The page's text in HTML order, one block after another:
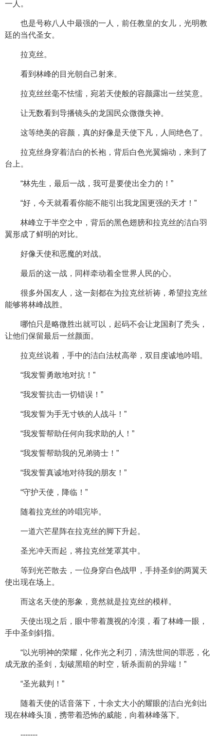
一人。
也是号称八人中最强的一人，前任教皇的女儿，光明教
廷的当代圣女。
拉克丝。
看到林峰的目光朝自己射来。
拉克丝丝毫不怯懦，宛若天使般的容颜露出一丝笑意。
让无数看到导播镜头的龙国民众微微失神。
这等绝美的容颜，真的好像是天使下凡，人间绝色了。
拉克丝身穿着洁白的长袍，背后白色光翼煽动，来到了
台上。
“林先生，最后一战，我可是要使出全力的！”
“好，今天就看看你能不能引出我龙国更强的天才！”
林峰立于半空之中，背后的黑色翅膀和拉克丝的洁白羽
翼形成了鲜明的对比。
好像天使和恶魔的对战。
最后的这一战，同样牵动着全世界人民的心。
很多外国友人，这一刻都在为拉克丝祈祷，希望拉克丝
能够将林峰战胜。
哪怕只是略微胜出就可以，起码不会让龙国剃了秃头，
让他们保留最后一丝颜面。
拉克丝说着，手中的洁白法杖高举，双目虔诚地吟唱。
“我发誓勇敢地对抗！”
“我发誓抗击一切错误！”
“我发誓为手无寸铁的人战斗！”
“我发誓帮助任何向我求助的人！”
“我发誓帮助我的兄弟骑士！”
“我发誓真诚地对待我的朋友！”
“守护天使，降临！”
随着拉克丝的吟唱完毕。
一道六芒星阵在拉克丝的脚下升起。
圣光冲天而起，将拉克丝笼罩其中。
等到光芒散去，一位身穿白色战甲，手持圣剑的两翼天
使出现在场上。
而这名天使的形象，竟然就是拉克丝的模样。
天使出现之后，眼中带着蔑视的冷漠，看了林峰一眼，
手中圣剑斜指。
“以光明神的荣耀，化作光之利刃，清洗世间的罪恶，化
成无敌的圣剑，划破黑暗的时空，斩杀面前的异端！”
“圣光裁判！”
随着天使的话音落下，十余丈大小的耀眼的洁白光剑出
现在林峰头顶，携带着恐怖的威能，向着林峰落下。
-------